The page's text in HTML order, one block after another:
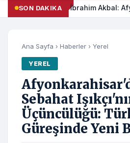
SON DAKIKA İbrahim Akbal:
Ana Sayfa › Haberler › Yerel
YEREL
Sebahat
Üçüncülüğü:
Güreşinde Yeni